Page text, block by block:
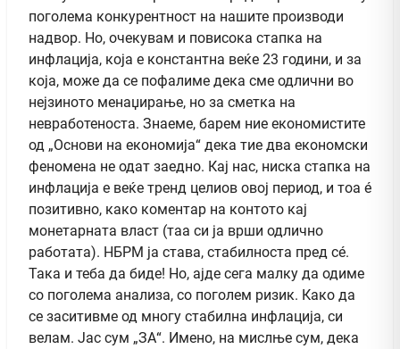
поголема конкурентност на нашите производи
надвор. Но, очекувам и повисока стапка на
инфлација, која е константна веќе 23 години, и за
која, може да се пофалиме дека сме одлични во
нејзиното менаџирање, но за сметка на
невработеноста. Знаеме, барем ние економистите
од „Основи на економија“ дека тие два економски
феномена не одат заедно. Кај нас, ниска стапка на
инфлација е веќе тренд целиов овој период, и тоа é
позитивно, како коментар на контото кај
монетарната власт (таа си ја врши одлично
работата). НБРМ ја става, стабилноста пред сé.
Така и теба да биде! Но, ајде сега малку да одиме
со поголема анализа, со поголем ризик. Како да
се заситивме од многу стабилна инфлација, си
велам. Јас сум „ЗА“. Имено, на мислње сум, дека